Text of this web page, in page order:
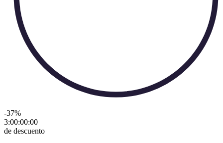
-37%
3:00:00:00
de descuento